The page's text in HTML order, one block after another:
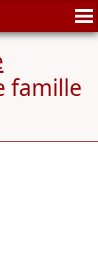
famille